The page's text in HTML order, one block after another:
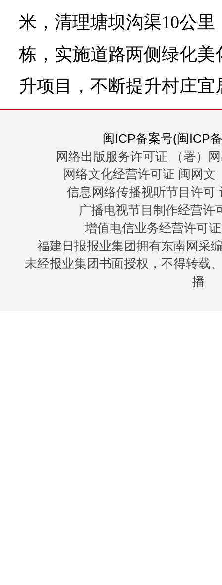
米，清理塘坝沟渠10公里
栋，实施道路两侧绿化
升项目，不断提升村庄宜
闽ICP备案号(闽ICP
网络出版服务许可证 （署）
网络文化经营许可证 闽网文
信息网络传播视听节目许可
广播电视节目制作经营许
增值电信业务经营许可
福建日报报业集团拥有东南网采
未经报业集团书面授权，不得转载
播